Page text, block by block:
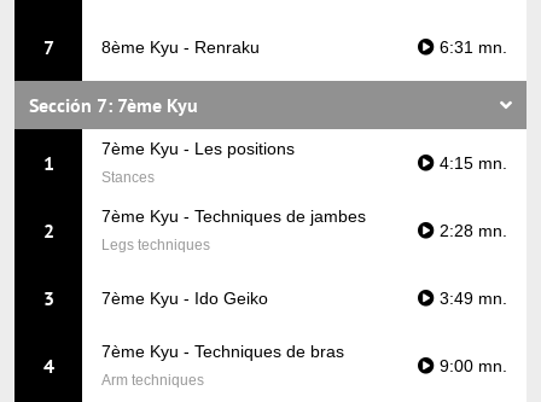
7 8ème Kyu - Renraku 6:31 mn.
Sección 7: 7ème Kyu
1
7ème Kyu - Les positions
Stances
4:15 mn.
2
7ème Kyu - Techniques de jambes
Legs techniques
2:28 mn.
3 7ème Kyu - Ido Geiko 3:49 mn.
4
7ème Kyu - Techniques de bras
Arm techniques
9:00 mn.